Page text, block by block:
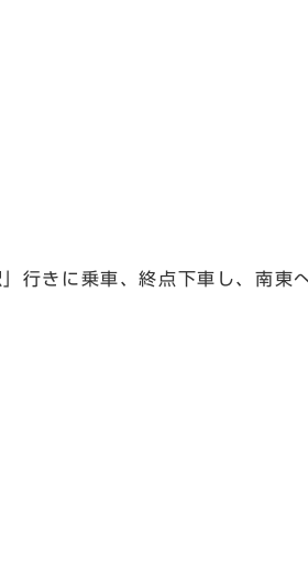
行きに乗車、終点下車し、南東